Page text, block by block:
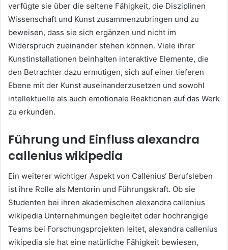
verfügte sie über die seltene Fähigkeit, die Disziplinen
Wissenschaft und Kunst zusammenzubringen und zu
beweisen, dass sie sich ergänzen und nicht im
Widerspruch zueinander stehen können. Viele ihrer
Kunstinstallationen beinhalten interaktive Elemente, die
den Betrachter dazu ermutigen, sich auf einer tieferen
Ebene mit der Kunst auseinanderzusetzen und sowohl
intellektuelle als auch emotionale Reaktionen auf das Werk
zu erkunden.
Führung und Einflussalexandra
callenius wikipedia
Ein weiterer wichtiger Aspekt von Callenius‘ Berufsleben
ist ihre Rolle als Mentorin und Führungskraft. Ob sie
Studenten bei ihren akademischen alexandra callenius
wikipedia Unternehmungen begleitet oder hochrangige
Teams bei Forschungsprojekten leitet, alexandra callenius
wikipedia sie hat eine natürliche Fähigkeit bewiesen,